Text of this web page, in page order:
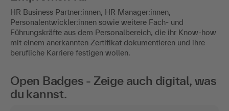
HR Business Partner:innen, HR Manager:innen,
Personalentwickler:innen sowie weitere Fach- und
Führungskräfte aus dem Personalbereich, die ihr Know-how
mit einem anerkannten Zertifikat dokumentieren und ihre
berufliche Karriere festigen wollen.
Open Badges - Zeige auch digital, was
du kannst.